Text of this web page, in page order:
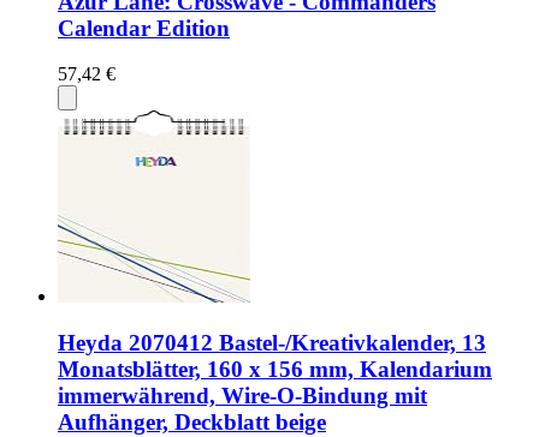
Calendar Edition
57,42 €
Heyda 2070412 Bastel-/Kreativkalender, 13
Monatsblätter, 160 x 156 mm, Kalendarium
immerwährend, Wire-O-Bindung mit
Aufhänger, Deckblatt beige